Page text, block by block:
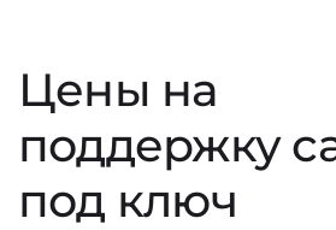
Цены на
поддержку
под ключ